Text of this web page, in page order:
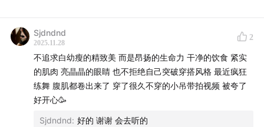
和解”，到慢慢学会在亲密与边界之间、在自我坚持和彼此
舒适之间找到一个微妙的平衡。
这一期的后半程，我们聊了聊从路边小女孩一句“you are
so pretty”开始的关于美的反思，为什么很多女孩一边渴
望被看见，一边又羞于承认“我觉得自己挺好看的”？我们
聊了东亚家庭里对“臭美”的打压、“漂亮”带来的麻烦，也聊
Sjdndnd
2025.11.28
2
不追求白幼瘦的精致美 而是昂扬的生命力 干净的饮食 紧实
的肌肉 亮晶晶的眼睛 也不拒绝自己突破穿搭风格 最近疯狂
练舞 腹肌都卷出来了 穿了很久不穿的小吊带拍视频 被夸了
好开心🥳
Sjdndnd: 好的 谢谢 会去听的